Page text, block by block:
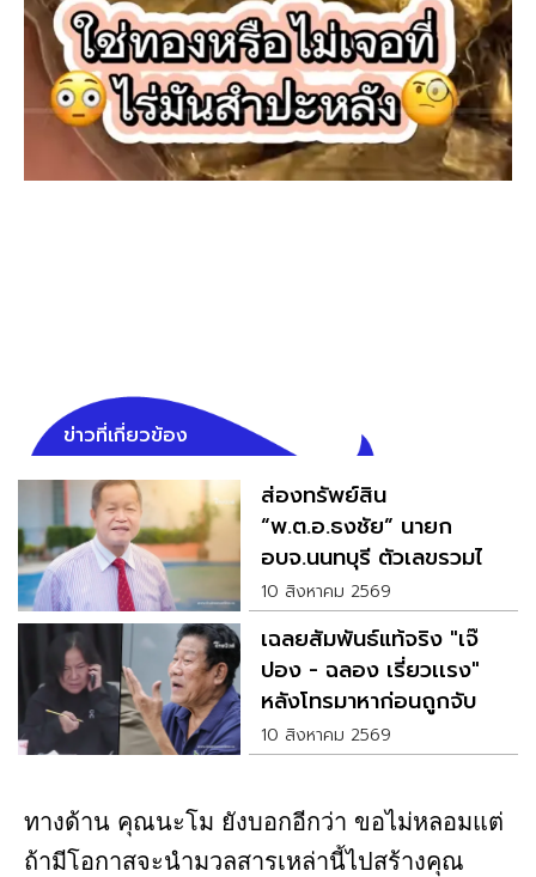
ข่าวที่เกี่ยวข้อง
ส่องทรัพย์สิน
“พ.ต.อ.ธงชัย” นายก
อบจ.นนทบุรี ตัวเลขรวมไม่
ธรรมดา
10 สิงหาคม 2569
เฉลยสัมพันธ์แท้จริง "เจ๊
ปอง - ฉลอง เรี่ยวเเรง"
หลังโทรมาหาก่อนถูกจับ
10 สิงหาคม 2569
ทางด้าน คุณนะโม ยังบอกอีกว่า ขอไม่หลอมแต่
ถ้ามีโอกาสจะนำมวลสารเหล่านี้ไปสร้างคุณ